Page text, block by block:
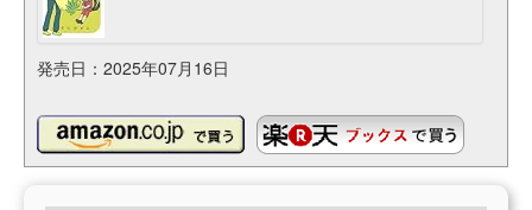
発売日：2025年07月16日